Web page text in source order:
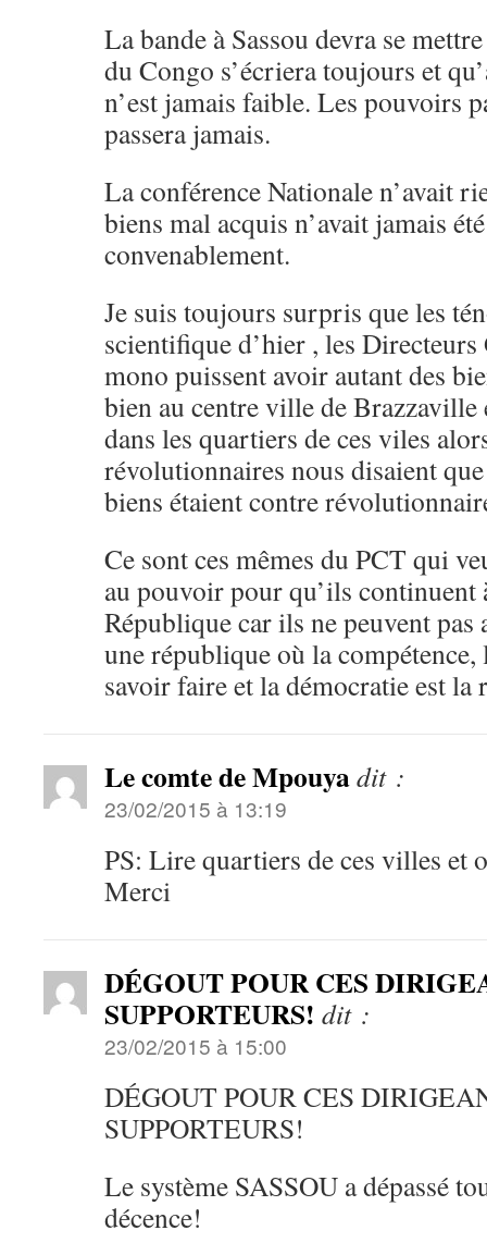
La bande à Sassou devra se
du Congo s’écriera toujours et
n’est jamais faible. Les pouvoirs
passera jamais.
La conférence Nationale n’avait
biens mal acquis n’avait jamais
convenablement.
Je suis toujours surpris que les
scientifique d’hier , les
mono puissent avoir autant des
bien au centre ville de Brazzaville
dans les quartiers de ces viles
révolutionnaires nous disaient
biens étaient contre
Ce sont ces mêmes du PCT qui
au pouvoir pour qu’ils continuent
République car ils ne peuvent pas
une république où la
savoir faire et la démocratie est la
Le comte de Mpouyadit :
23/02/2015 à 13:19
PS: Lire quartiers de ces villes et
Merci
DÉGOUT POUR CES
SUPPORTEURS! dit :
23/02/2015 à 15:00
DÉGOUT POUR CES
SUPPORTEURS!
Le système SASSOU a dépassé
décence!